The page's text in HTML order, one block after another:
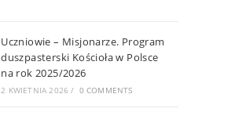
Uczniowie – Misjonarze. Program
duszpasterski Kościoła w Polsce
na rok 2025/2026
2 KWIETNIA 2026 / 0 COMMENTS